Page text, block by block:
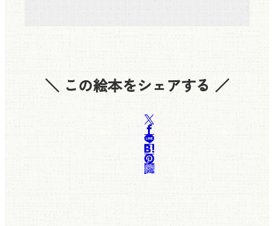
＼ この絵本をシェアする ／